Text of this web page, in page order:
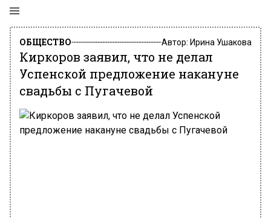
ОБЩЕСТВО Автор: Ирина Ушакова
Киркоров заявил, что не делал
Успенской предложение накануне
свадьбы с Пугачевой